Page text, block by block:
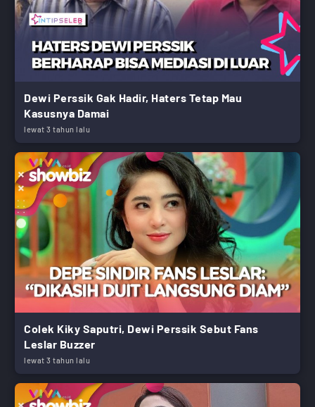
Dewi Perssik Gak Hadir, Haters Tetap Mau
Kasusnya Damai
lewat 3 tahun lalu
Colek Kiky Saputri, Dewi Perssik Sebut Fans
Leslar Buzzer
lewat 3 tahun lalu